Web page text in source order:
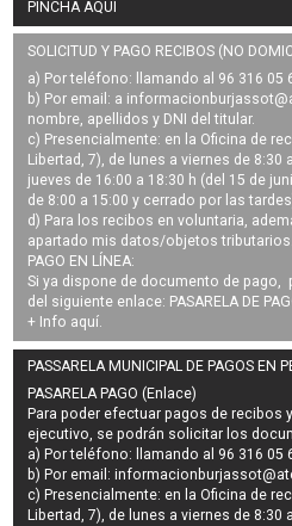
PINCHA AQUÍ
SOLICITUD Y PAGO RECIBOS (NO
a) Por teléfono: llamando al 96 316 05
b) Por email: a
nombre, apellidos y DNI del titular.
c) Presencialmente: en la Oficina de
Libertad, 7), de lunes a viernes de 8:30
jueves de 16:00 a 18:30 h (del 15 de
de 8:00 a 15:00 y cerrado por las
d) Para los recibos en voluntaria,
apartado mis datos/objetos tributarios.
PAGO EN LÍNEA:
Si ya dispone de documento de pago,
del siguiente enlace: PASARELA DE
+ Info aquí.
PASSARELA MUNICIPAL DE PAGOS EN
PASARELA PAGO (Enlace)
Para poder efectuar pagos derecibos
ejecutivo, se podrán solicitar los
a) Por teléfono: llamando al 96 316 05
b) Por email:
c) Presencialmente: en la Oficina de
Libertad, 7), de lunes a viernes de 8:30